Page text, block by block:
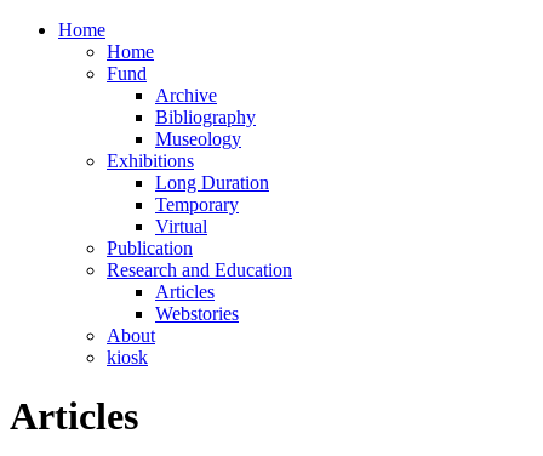
Home
Home
Fund
Archive
Bibliography
Museology
Exhibitions
Long Duration
Temporary
Virtual
Publication
Research and Education
Articles
Webstories
About
kiosk
Articles